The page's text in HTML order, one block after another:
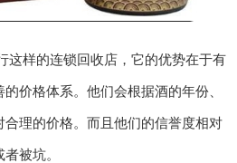
这样的连锁回收店，它的优势在于有
价格体系。他们会根据酒的年份、
理的价格。而且他们的信誉度相对
被坑。